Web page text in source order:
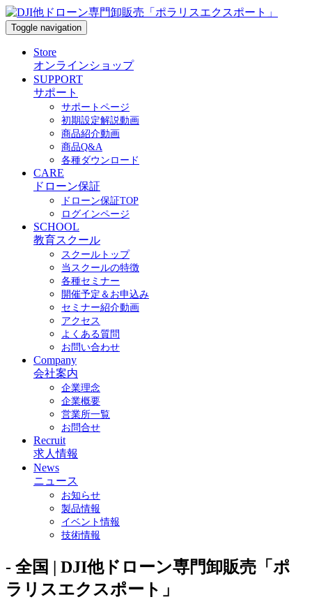
Toggle navigation
Store
オンラインショップ
SUPPORT
サポート
サポートページ
初期設定解説動画
商品紹介動画
商品Q&A
各種ダウンロード
CARE
ドローン保証
ドローン保証TOP
ログインページ
SCHOOL
教育スクール
スクールトップ
当スクールの特徴
各種セミナー
開催予定＆お申込み
セミナー紹介動画
アクセス
よくある質問
お問い合わせ
Company
会社案内
企業理念
企業概要
営業所一覧
お問合せ
Recruit
求人情報
News
ニュース
お知らせ
製品情報
イベント情報
技術情報
- 全国 | DJI他ドローン専門卸販売「ポ
ラリスエクスポート」